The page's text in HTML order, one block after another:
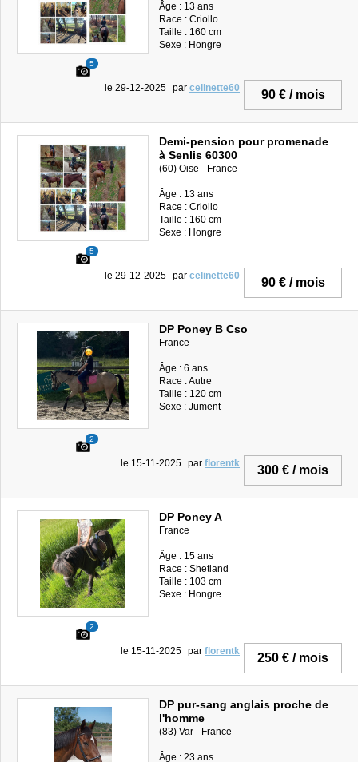
5
Âge : 13 ans
Race : Criollo
Taille : 160 cm
Sexe : Hongre
90 € / mois
le 29-12-2025 par celinette60
5
Demi-pension pour promenade
à Senlis 60300
(60) Oise - France
Âge : 13 ans
Race : Criollo
Taille : 160 cm
Sexe : Hongre
90 € / mois
le 29-12-2025 par celinette60
2
DP Poney B Cso
France
Âge : 6 ans
Race : Autre
Taille : 120 cm
Sexe : Jument
300 € / mois
le 15-11-2025 par florentk
2
DP Poney A
France
Âge : 15 ans
Race : Shetland
Taille : 103 cm
Sexe : Hongre
250 € / mois
le 15-11-2025 par florentk
DP pur-sang anglais proche de
l'homme
(83) Var - France
Âge : 23 ans